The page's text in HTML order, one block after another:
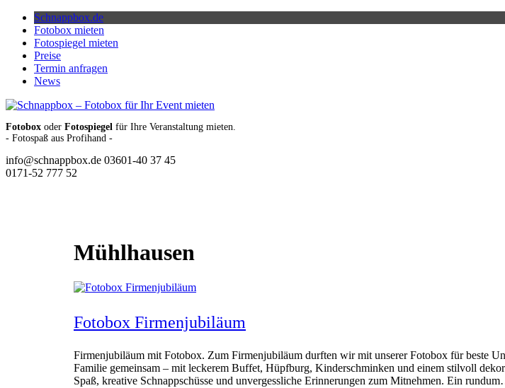
Skip
content
Schnappbox.de
Fotobox mieten
Fotospiegel mieten
Preise
Termin anfragen
News
Fotobox oder Fotospiegel für Ihre Veranstaltung mieten.
- Fotospaß aus Profihand -
info@schnappbox.de 03601-40 37 45
0171-52 777 52
Mühlhausen
Fotobox Firmenjubiläum
Firmenjubiläum mit Fotobox. Zum Firmenjubiläum durften wir mit unserer Fotobox für beste
Familie gemeinsam – mit leckerem Buffet, Hüpfburg, Kinderschminken und einem stilvoll
Spaß, kreative Schnappschüsse und unvergessliche Erinnerungen zum Mitnehmen. Ein